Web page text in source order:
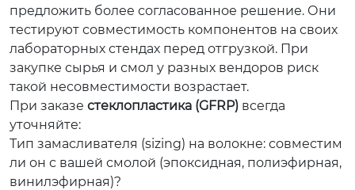
предложить более согласованное решение. Они
тестируют совместимость компонентов на своих
лабораторных стендах перед отгрузкой. При
закупке сырья и смол у разных вендоров риск
такой несовместимости возрастает.
При заказе стеклопластика (GFRP) всегда
уточняйте:
Тип замасливателя (sizing) на волокне: совместим
ли он с вашей смолой (эпоксидная, полиэфирная,
винилэфирная)?